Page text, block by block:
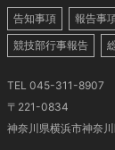
告知事項 報告事
競技部行事報告
TEL 045-311-8907
〒221-0834
神奈川県横浜市神奈